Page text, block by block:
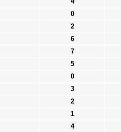
0
2
6
7
5
0
3
2
1
4